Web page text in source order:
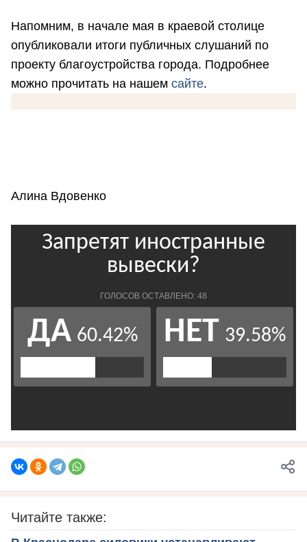
Напомним, в начале мая в краевой столице
опубликовали итоги публичных слушаний по
проекту благоустройства города. Подробнее
можно прочитать на нашем сайте.
Алина Вдовенко
Читайте также: